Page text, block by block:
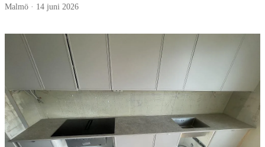
Malmö · 14 juni 2026